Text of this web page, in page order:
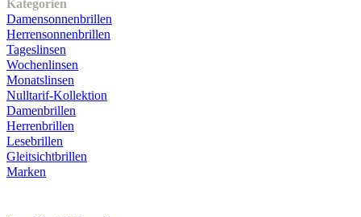
Kategorien
Damensonnenbrillen
Herrensonnenbrillen
Tageslinsen
Wochenlinsen
Monatslinsen
Nulltarif-Kollektion
Damenbrillen
Herrenbrillen
Lesebrillen
Gleitsichtbrillen
Marken